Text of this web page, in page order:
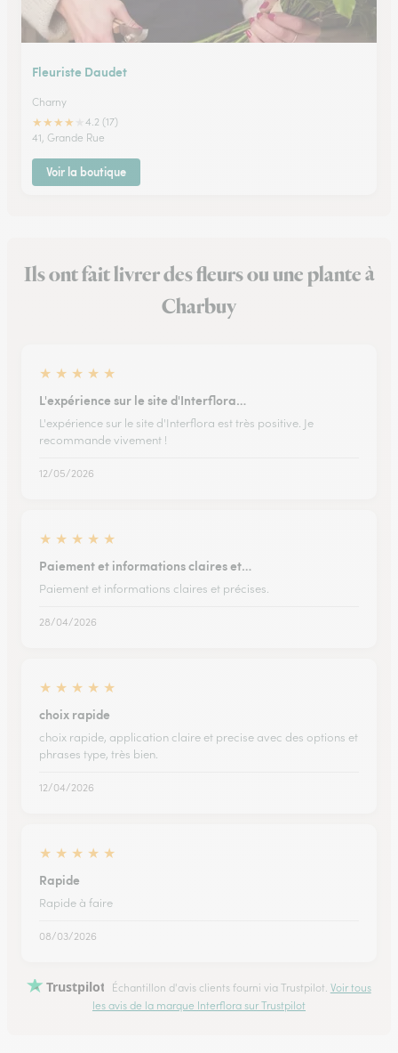
Fleuriste Daudet
Charny
★★★★
4.2 (17)
41, Grande Rue
Voir la boutique
Ils ont fait livrer des fleurs ou une plante à
Charbuy
★ ★ ★ ★ ★
L'expérience sur le site d'Interflora…
L'expérience sur le site d'Interflora est très positive. Je
recommande vivement !
12/05/2026
★ ★ ★ ★ ★
Paiement et informations claires et…
Paiement et informations claires et précises.
28/04/2026
★ ★ ★ ★ ★
choix rapide
choix rapide, application claire et precise avec des options et
phrases type, très bien.
12/04/2026
★ ★ ★ ★ ★
Rapide
Rapide à faire
08/03/2026
Trustpilot Échantillon d'avis clients fourni via Trustpilot. Voir tous
les avis de la marque Interflora sur Trustpilot